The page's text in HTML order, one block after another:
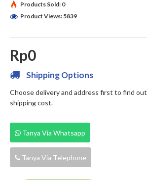
Rp0
Products Sold: 0
Product Views: 5839
Shipping Options
Choose delivery and address first to find out
shipping cost.
Tanya Via Whatsapp
Tanya Via Telephone